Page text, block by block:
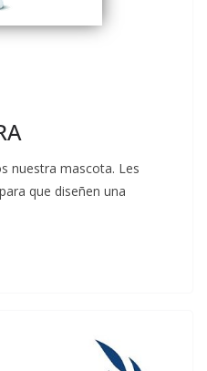
nuestra mascota. Les
que diseñen una